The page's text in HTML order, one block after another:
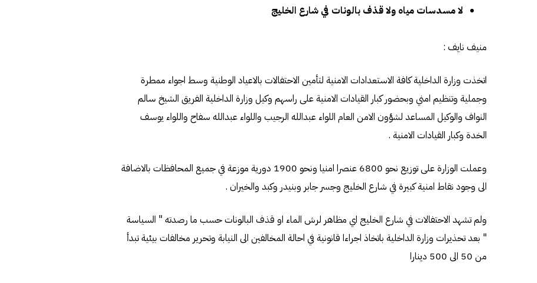
لا مسدسات مياه ولا قذف بالونات في شارع الخليج
منيف نايف :
اتخذت وزارة الداخلية كافة الاستعدادات الامنية لتأمين الاحتفالات بالاعياد الوطنية وسط اجواء ممطرة
وجملية وتنظيم امني وبحضور كبار القيادات الامنية على راسهم وكيل وزارة الداخلية الفريق الشيخ سالم
النواف والوكيل المساعد لشؤون الامن العام اللواء عبدالله الرجيب واللواء عبدالله سفاح واللواء يوسف
الخدة وكبار القيادات الامنية .
وعملت الوزارة على توزيع نحو 6800 عنصرا امنيا ونحو 1900 دورية موزعة في جميع المحافظات بالاضافة
الى وجود نقاط امنية كبيرة في شارع الخليج وجسر جابر وبنيدر وكبد والخيران .
ولم تشهد الاحتفالات في شارع الخليج اي مظاهر لرش الماء او قذف البالونات حسب ما رصدته " السياسة
" بعد تحذيرات وزارة الداخلية باتخاذ اجراءا قانونية في احالة المخالفين الى النيابة وتحرير مخالفات بيئية تبدأ
من 50 الى 500 دينارا